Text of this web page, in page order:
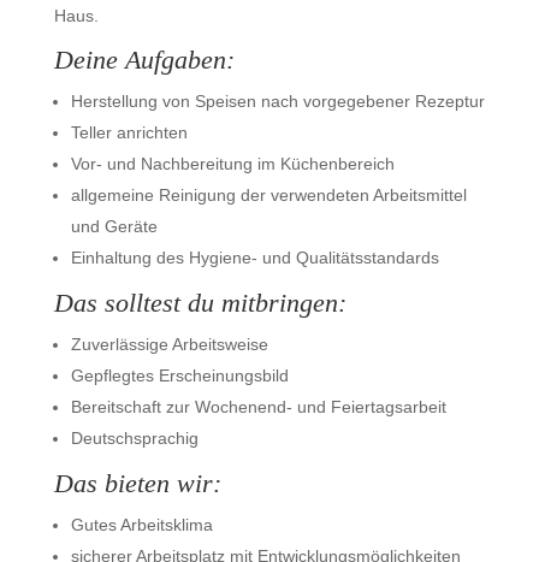
Haus.
Deine Aufgaben:
Herstellung von Speisen nach vorgegebener Rezeptur
Teller anrichten
Vor- und Nachbereitung im Küchenbereich
allgemeine Reinigung der verwendeten Arbeitsmittel
und Geräte
Einhaltung des Hygiene- und Qualitätsstandards
Das solltest du mitbringen:
Zuverlässige Arbeitsweise
Gepflegtes Erscheinungsbild
Bereitschaft zur Wochenend- und Feiertagsarbeit
Deutschsprachig
Das bieten wir:
Gutes Arbeitsklima
sicherer Arbeitsplatz mit Entwicklungsmöglichkeiten